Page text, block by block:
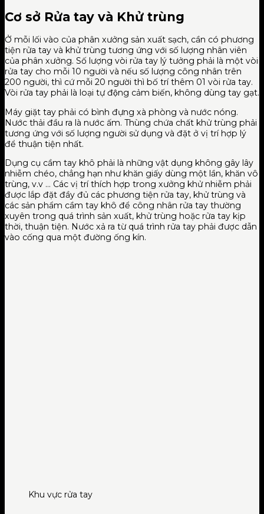
Cơ sở Rửa tay và Khử trùng
Ở mỗi lối vào của phân xưởng sản xuất sạch, cần có phương
tiện rửa tay và khử trùng tương ứng với số lượng nhân viên
của phân xưởng. Số lượng vòi rửa tay lý tưởng phải là một vòi
rửa tay cho mỗi 10 người và nếu số lượng công nhân trên
200 người, thì cứ mỗi 20 người thì bố trí thêm 01 vòi rửa tay.
Vòi rửa tay phải là loại tự động cảm biến, không dùng tay gạt.
Máy giặt tay phải có bình đựng xà phòng và nước nóng.
Nước thải đầu ra là nước ấm. Thùng chứa chất khử trùng phải
tương ứng với số lượng người sử dụng và đặt ở vị trí hợp lý
để thuận tiện nhất.
Dụng cụ cầm tay khô phải là những vật dụng không gây lây
nhiễm chéo, chẳng hạn như khăn giấy dùng một lần, khăn vô
trùng, v.v … Các vị trí thích hợp trong xưởng khử nhiễm phải
được lắp đặt đầy đủ các phương tiện rửa tay, khử trùng và
các sản phẩm cầm tay khô để công nhân rửa tay thường
xuyên trong quá trình sản xuất, khử trùng hoặc rửa tay kịp
thời, thuận tiện. Nước xả ra từ quá trình rửa tay phải được dẫn
vào cống qua một đường ống kín.
Khu vực rửa tay